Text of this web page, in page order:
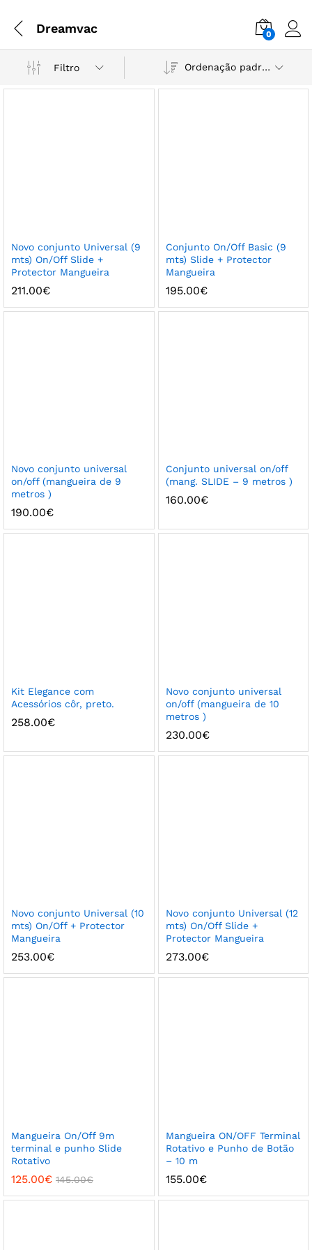
Dreamvac 0
Filtro Ordenação padrão
Novo conjunto Universal (9
mts) On/Off Slide +
Protector Mangueira
211.00€
Conjunto On/Off Basic (9
mts) Slide + Protector
Mangueira
195.00€
Novo conjunto universal
on/off (mangueira de 9
metros )
190.00€
Conjunto universal on/off
(mang. SLIDE – 9 metros )
160.00€
Kit Elegance com
Acessórios côr, preto.
258.00€
Novo conjunto universal
on/off (mangueira de 10
metros )
230.00€
Novo conjunto Universal (10
mts) On/Off + Protector
Mangueira
253.00€
Novo conjunto Universal (12
mts) On/Off Slide +
Protector Mangueira
273.00€
Mangueira On/Off 9m
terminal e punho Slide
Rotativo
125.00€ 145.00€
Mangueira ON/OFF Terminal
Rotativo e Punho de Botão
– 10 m
155.00€